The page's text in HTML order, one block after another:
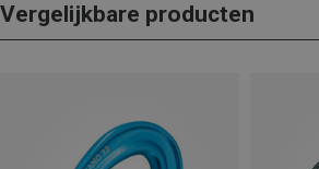
Vergelijkbare producten